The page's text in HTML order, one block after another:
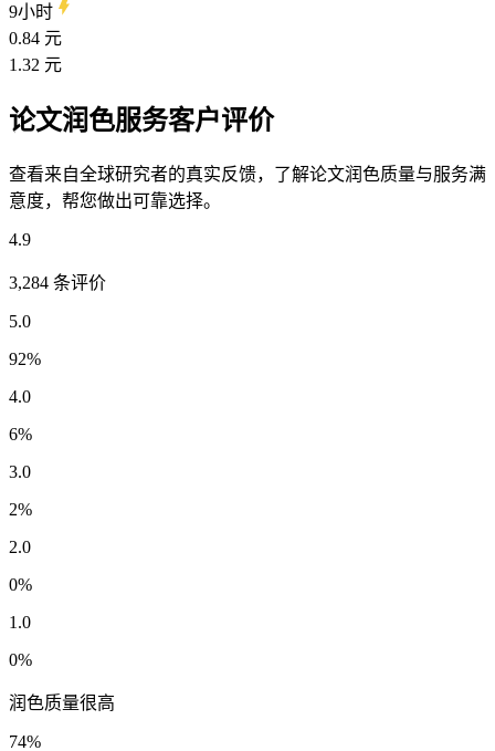
9小时
0.84 元
1.32 元
论文润色服务客户评价
查看来自全球研究者的真实反馈，了解论文润色质量与服务满
意度，帮您做出可靠选择。
4.9
3,284 条评价
5.0
92%
4.0
6%
3.0
2%
2.0
0%
1.0
0%
润色质量很高
74%